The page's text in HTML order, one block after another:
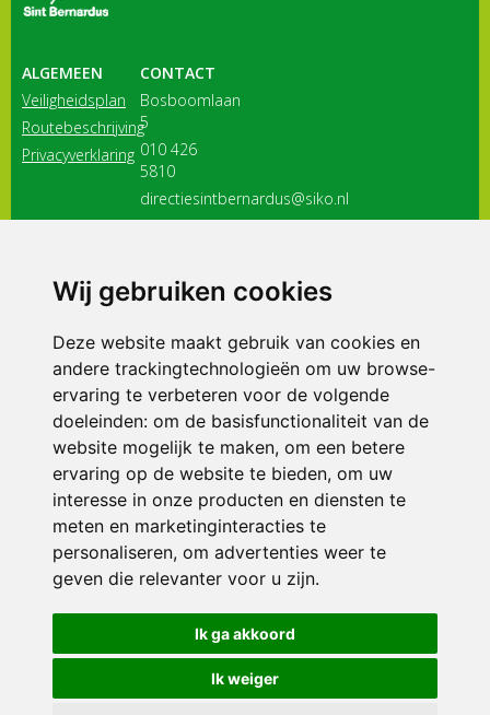
Wij gebruiken cookies
Deze website maakt gebruik van cookies en
andere trackingtechnologieën om uw browse-
ervaring te verbeteren voor de volgende
doeleinden: om de basisfunctionaliteit van de
website mogelijk te maken, om een betere
ervaring op de website te bieden, om uw
interesse in onze producten en diensten te
meten en marketinginteracties te
personaliseren, om advertenties weer te
geven die relevanter voor u zijn.
Ik ga akkoord
Ik weiger
ALGEMEEN
Veiligheidsplan
Routebeschrijving
Privacyverklaring
CONTACT
Bosboomlaan
5
010 426
5810
directiesintbernardus@siko.nl
3116 JB
ONDERDEEL VAN
© 2026 Sint Bernardus | Alle rechten voorbehouden
Privacy policy|Disclaimer| Klachtenregeling|RSIN en Anbi
voorkeuren
Crealisatie The MindOffice